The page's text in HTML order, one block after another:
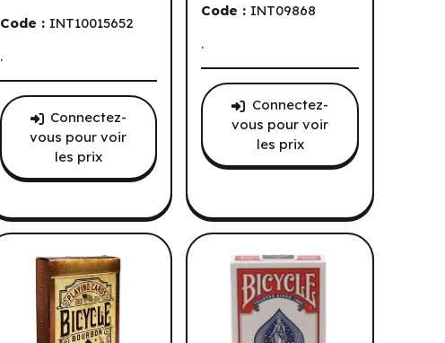
Code : INT10015652
.
Connectez-
vous pour voir
les prix
Code : INT09868
.
Connectez-
vous pour voir
les prix